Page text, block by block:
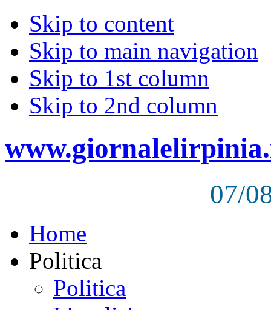
Skip to content
Skip to main navigation
Skip to 1st column
Skip to 2nd column
07/
Home
Politica
Politica